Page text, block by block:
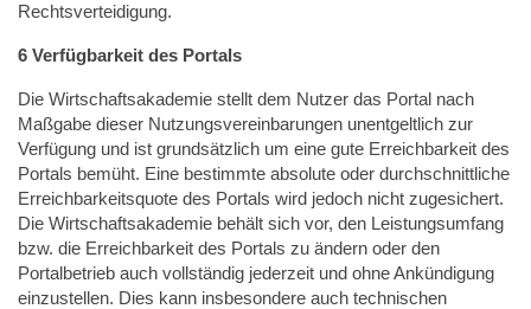
Rechtsverteidigung.
6 Verfügbarkeit des Portals
Die Wirtschaftsakademie stellt dem Nutzer das Portal nach
Maßgabe dieser Nutzungsvereinbarungen unentgeltlich zur
Verfügung und ist grundsätzlich um eine gute Erreichbarkeit des
Portals bemüht. Eine bestimmte absolute oder durchschnittliche
Erreichbarkeitsquote des Portals wird jedoch nicht zugesichert.
Die Wirtschaftsakademie behält sich vor, den Leistungsumfang
bzw. die Erreichbarkeit des Portals zu ändern oder den
Portalbetrieb auch vollständig jederzeit und ohne Ankündigung
einzustellen. Dies kann insbesondere auch technischen